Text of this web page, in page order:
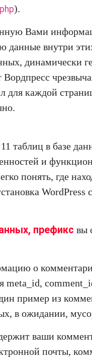
).
Вами
данные внутри
динамически
Вордпресс
для каждой
таблиц в базе
и
понять, где
WordPress
префикс вы
о
meta_id,
пример из
в ожидании,
ваши
почты,